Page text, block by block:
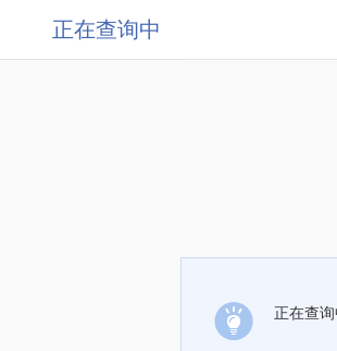
正在查询中
正在查